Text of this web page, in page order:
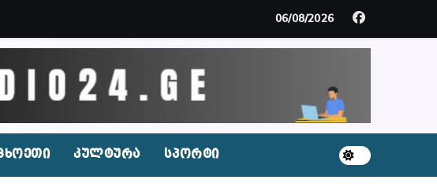
შეგარცხვენთ – ეკა კუპატაძე ნანუკა ჟორჟოლიანს
ხნით სამარტოო საკანში მოთავსება, საერთაშორისო
ხორცის ნაცვლად ცხენის ხორცი შეჰქონდათ
შეტევაზე ჩვენი ეროვნული იდენტობის
ცენტრის რეკომენდაციები
06/08/2026
კულტურა სპორტი